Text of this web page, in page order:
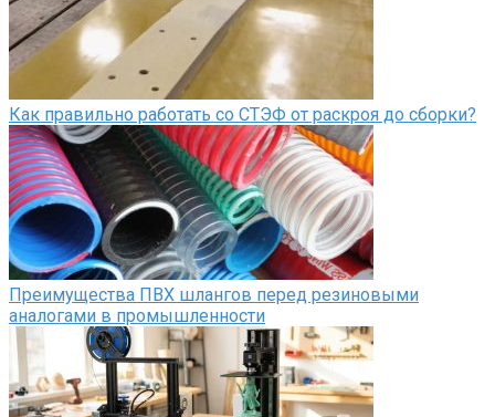
Как правильно работать со СТЭФ от раскроя до сборки?
Преимущества ПВХ шлангов перед резиновыми
аналогами в промышленности